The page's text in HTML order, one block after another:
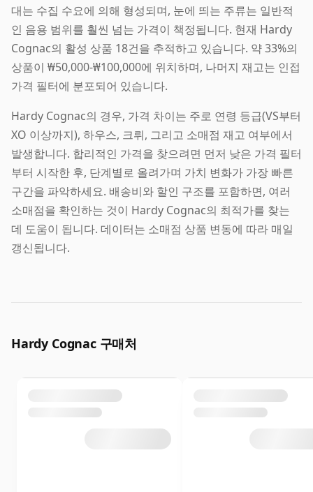
대는 수집 수요에 의해 형성되며, 눈에 띄는 주류는 일반적
인 음용 범위를 훨씬 넘는 가격이 책정됩니다. 현재 Hardy
Cognac의 활성 상품 18건을 추적하고 있습니다. 약 33%의
상품이 ₩50,000-₩100,000에 위치하며, 나머지 재고는 인접
가격 필터에 분포되어 있습니다.
Hardy Cognac의 경우, 가격 차이는 주로 연령 등급(VS부터
XO 이상까지), 하우스, 크뤼, 그리고 소매점 재고 여부에서
발생합니다. 합리적인 가격을 찾으려면 먼저 낮은 가격 필터
부터 시작한 후, 단계별로 올려가며 가치 변화가 가장 빠른
구간을 파악하세요. 배송비와 할인 구조를 포함하면, 여러
소매점을 확인하는 것이 Hardy Cognac의 최적가를 찾는
데 도움이 됩니다. 데이터는 소매점 상품 변동에 따라 매일
갱신됩니다.
Hardy Cognac 구매처